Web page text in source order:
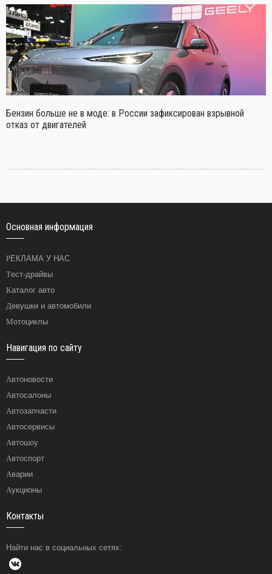
Бензин больше не в моде: в России зафиксирован взрывной
отказ от двигателей
Основная информация
РЕКЛАМА У НАС
Тест-драйвы
Каталог авто
Девушки и автомобили
Мотоциклы
Навигация по сайту
Автоновости
Автосалоны
Автозапчасти
Автосервисы
Автошоу
Автоспорт
Аварии
Аукционы
Контакты
Найти нас в социальных сетях: